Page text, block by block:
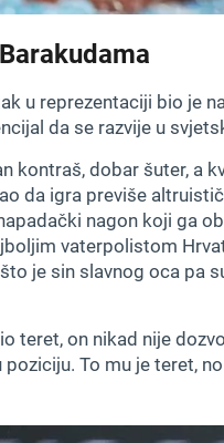
u reprezentaciji bio je
da se razvije u
kontraš, dobar šuter, a
da igra previše
nagon koji ga
vaterpolistom
je sin slavnog oca pa
teret, on nikad nije
poziciju. To mu je teret,